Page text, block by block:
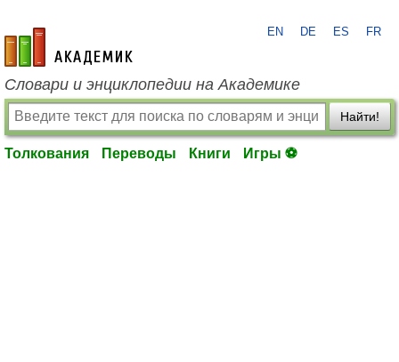
academic.ru
EN DE ES FR
Словари и энциклопедии на Академике
Найти!
Толкования Переводы Книги Игры ⚽